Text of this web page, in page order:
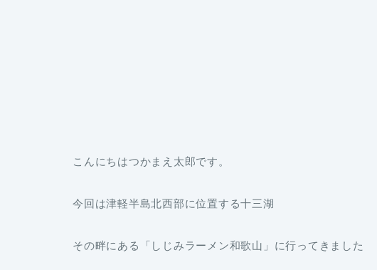
こんにちはつかまえ太郎です。
今回は津軽半島北西部に位置する十三湖
その畔にある「しじみラーメン和歌山」に行ってきました